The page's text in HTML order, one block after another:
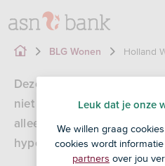
BLG Wonen Holland
Deze Holland
niet meer afsluiten. De
alleen bedoeld om je te
hypotheek hebt.
Leuk dat je onze
We willen graag
cookies wordt
partners over jou